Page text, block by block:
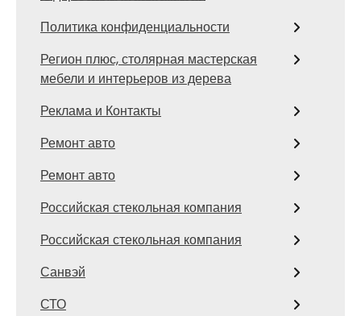
Политика конфиденциальности
Регион плюс, столярная мастерская
мебели и интерьеров из дерева
Реклама и Контакты
Ремонт авто
Ремонт авто
Российская стекольная компания
Российская стекольная компания
Санвэй
СТО